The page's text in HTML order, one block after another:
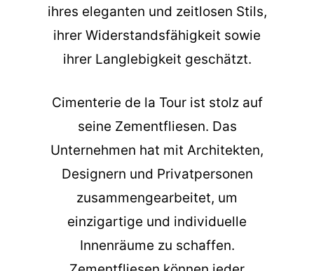
ihres eleganten und zeitlosen Stils,
ihrer Widerstandsfähigkeit sowie
ihrer Langlebigkeit geschätzt.
Cimenterie de la Tour ist stolz auf
seine Zementfliesen. Das
Unternehmen hat mit Architekten,
Designern und Privatpersonen
zusammengearbeitet, um
einzigartige und individuelle
Innenräume zu schaffen.